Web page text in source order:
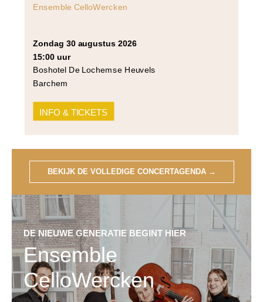
vierstemmig samenspel. Het programma
strijkers in vier partijen. Daartussen klinken
werken van Cornelia Tautu (Da Capo),
Grażyna Bacewicz (Quartet for 4 cellos) […]
Ensemble CelloWercken
zondag 30 augustus 2026
15:00 uur
Boshotel De Lochemse Heuvels
Barchem
INFO & TICKETS
BEKIJK DE VOLLEDIGE CONCERTAGENDA →
DE NIEUWE GENERATIE BEGINT HIER
Ensemble
CelloWercken